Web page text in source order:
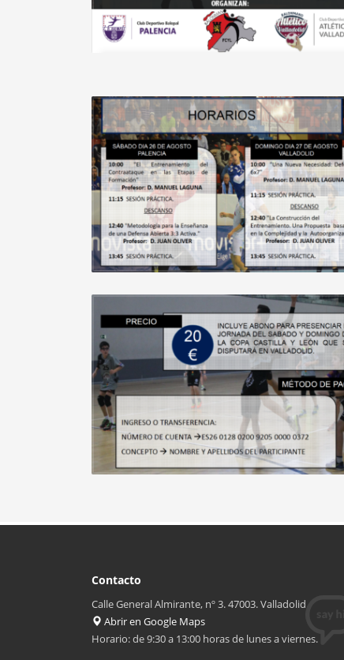
Contacto
Calle General Almirante, nº 3. 47003. Valladolid
Abrir en Google Maps
Horario: de 9:30 a 13:00 horas de lunes a viernes.